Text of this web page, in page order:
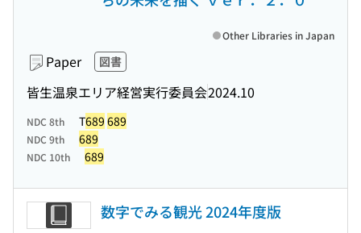
Paper 図書
皆生温泉エリア経営実行委員会2024.10
Other Libraries in Japan
NDC 8th T689 689
NDC 9th 689
NDC 10th 689
数字でみる観光 2024年度版